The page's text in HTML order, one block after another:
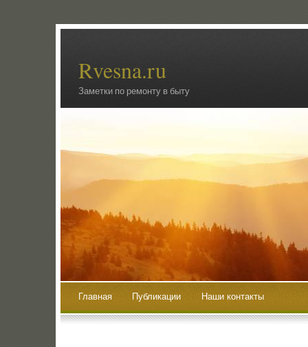
Rvesna.ru
Заметки по ремонту в быту
Главная Публикации Наши контакты